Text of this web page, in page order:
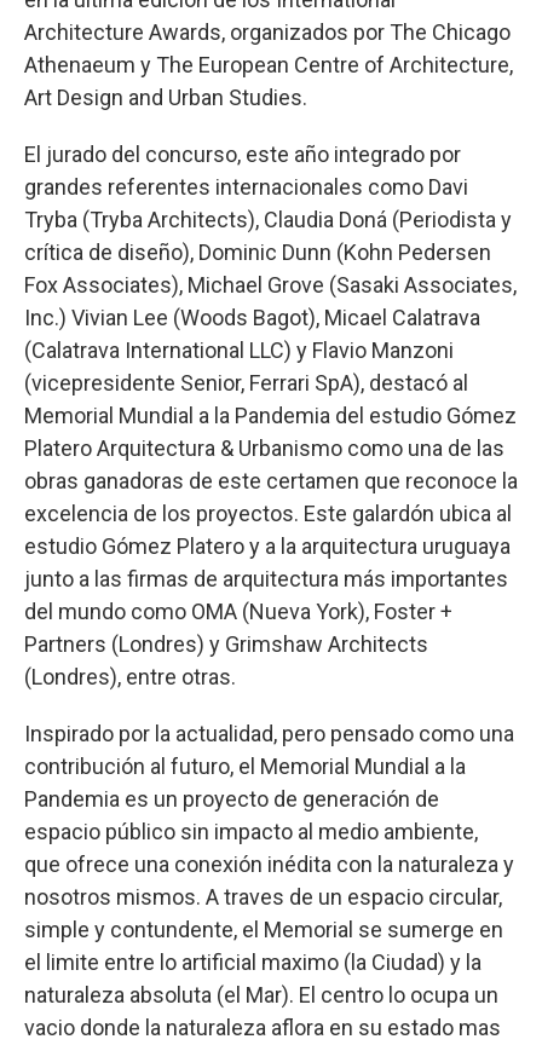
Architecture Awards, organizados por The Chicago
Athenaeum y The European Centre of Architecture,
Art Design and Urban Studies.
El jurado del concurso, este año integrado por
grandes referentes internacionales como Davi
Tryba (Tryba Architects), Claudia Doná (Periodista y
crítica de diseño), Dominic Dunn (Kohn Pedersen
Fox Associates), Michael Grove (Sasaki Associates,
Inc.) Vivian Lee (Woods Bagot), Micael Calatrava
(Calatrava International LLC) y Flavio Manzoni
(vicepresidente Senior, Ferrari SpA), destacó al
Memorial Mundial a la Pandemia del estudio Gómez
Platero Arquitectura & Urbanismo como una de las
obras ganadoras de este certamen que reconoce la
excelencia de los proyectos. Este galardón ubica al
estudio Gómez Platero y a la arquitectura uruguaya
junto a las firmas de arquitectura más importantes
del mundo como OMA (Nueva York), Foster +
Partners (Londres) y Grimshaw Architects
(Londres), entre otras.
Inspirado por la actualidad, pero pensado como una
contribución al futuro, el Memorial Mundial a la
Pandemia es un proyecto de generación de
espacio público sin impacto al medio ambiente,
que ofrece una conexión inédita con la naturaleza y
nosotros mismos. A traves de un espacio circular,
simple y contundente, el Memorial se sumerge en
el limite entre lo artificial maximo (la Ciudad) y la
naturaleza absoluta (el Mar). El centro lo ocupa un
vacio donde la naturaleza aflora en su estado mas